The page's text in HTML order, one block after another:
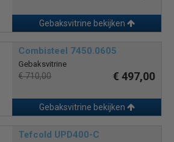
Gebaksvitrine bekijken
Combisteel 7450.0605
Gebaksvitrine
€ 710,00 € 497,00
Gebaksvitrine bekijken
Tefcold UPD400-C